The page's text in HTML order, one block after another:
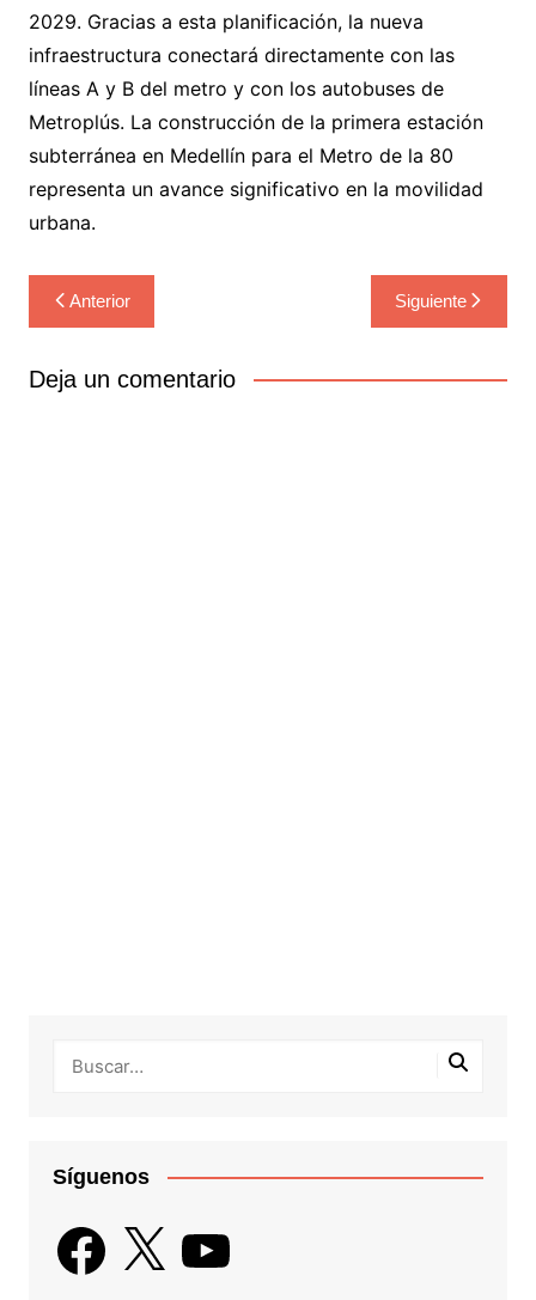
2029. Gracias a esta planificación, la nueva
infraestructura conectará directamente con las
líneas A y B del metro y con los autobuses de
Metroplús. La construcción de la primera estación
subterránea en Medellín para el Metro de la 80
representa un avance significativo en la movilidad
urbana.
Navegación
de
entradas
Anterior Siguiente
Deja un comentario
Síguenos
Facebook
X YouTube